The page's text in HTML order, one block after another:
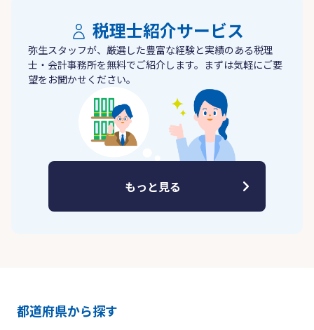
税理士紹介サービス
弥生スタッフが、厳選した豊富な経験と実績のある税理
士・会計事務所を無料でご紹介します。まずは気軽にご要
望をお聞かせください。
もっと見る
都道府県から探す